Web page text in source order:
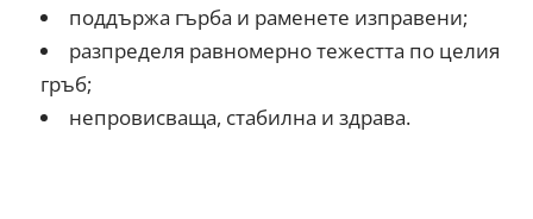
поддържа гърба и раменете изправени;
разпределя равномерно тежестта по целия
гръб;
непровисваща, стабилна и здрава.